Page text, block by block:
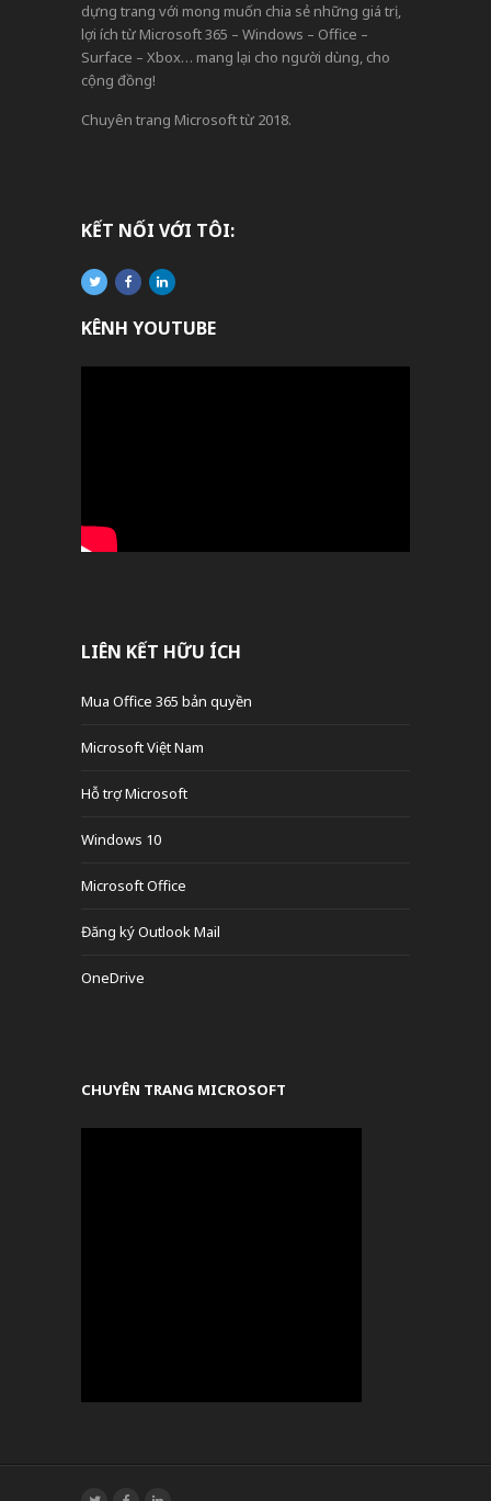
dựng trang với mong muốn chia sẻ những giá trị,
lợi ích từ Microsoft 365 – Windows – Office –
Surface – Xbox… mang lại cho người dùng, cho
cộng đồng!
Chuyên trang Microsoft từ 2018.
KẾT NỐI VỚI TÔI:
KÊNH YOUTUBE
LIÊN KẾT HỮU ÍCH
Mua Office 365 bản quyền
Microsoft Việt Nam
Hỗ trợ Microsoft
Windows 10
Microsoft Office
Đăng ký Outlook Mail
OneDrive
CHUYÊN TRANG MICROSOFT